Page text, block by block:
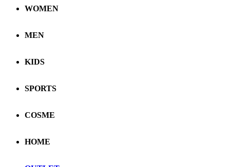
WOMEN
MEN
KIDS
SPORTS
COSME
HOME